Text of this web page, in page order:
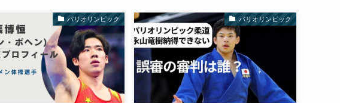
パリオリンピック パリオリンピック